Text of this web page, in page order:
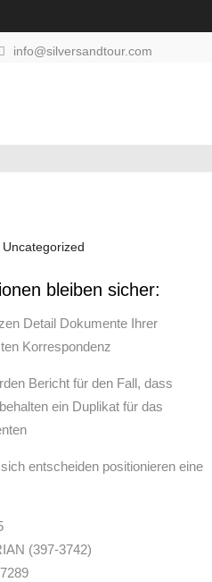
info@silversandtour.com
Uncategorized
bleiben sicher:
Detail Dokumente Ihrer
Korrespondenz
Bericht für den Fall, dass
ein Duplikat für das
entscheiden positionieren eine
(397-3742)